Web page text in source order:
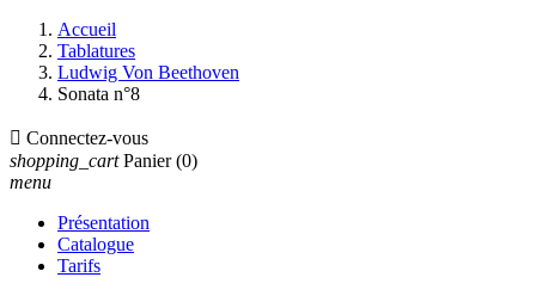
Accueil
Tablatures
Ludwig Von Beethoven
Sonata n°8
 Connectez-vous
shopping_cart Panier (0)
menu
Présentation
Catalogue
Tarifs